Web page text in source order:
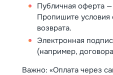
Публичная оферта
Пропишите условия
возврата.
Электронная
(например,
Важно: «Оплата через